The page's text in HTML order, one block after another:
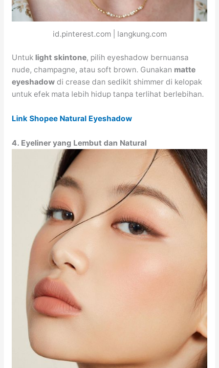
id.pinterest.com | langkung.com
Untuk light skintone, pilih eyeshadow bernuansa
nude, champagne, atau soft brown. Gunakan matte
eyeshadowdi crease dan sedikit shimmer di kelopak
untuk efek mata lebih hidup tanpa terlihat berlebihan.
Link Shopee Natural Eyeshadow
4. Eyeliner yang Lembut dan Natural